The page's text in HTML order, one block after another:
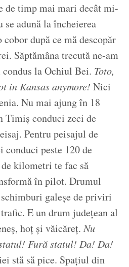
de timp mai mari decât mi-
adună la încheierea
după ce mă descopăr
Săptămâna trecută ne-am
la Ochiul Bei. Toto,
in Kansas anymore! Nici
Nu mai ajung în 18
conduci zeci de
Pentru peisajul de
peste 120 de
kilometri te fac să
în pilot. Drumul
galeșe de priviri
E un drum județean al
hoț și văicăreț. Nu
Fură statul! Da! Da!
stă să pice. Spațiul din